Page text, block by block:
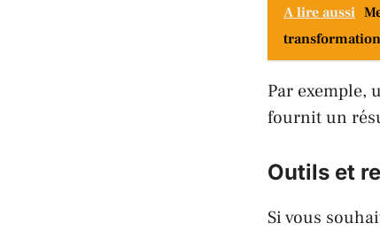
A lire aussi
Par exemple,
fournit un
Outils et
Si vous